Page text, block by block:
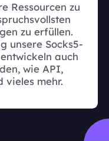
Ressourcen zu
zu erfüllen.
unsere Socks5-
auch
wie API,
vieles mehr.